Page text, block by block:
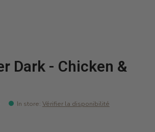
Dark - Chicken &
In store: Vérifier la disponibilité